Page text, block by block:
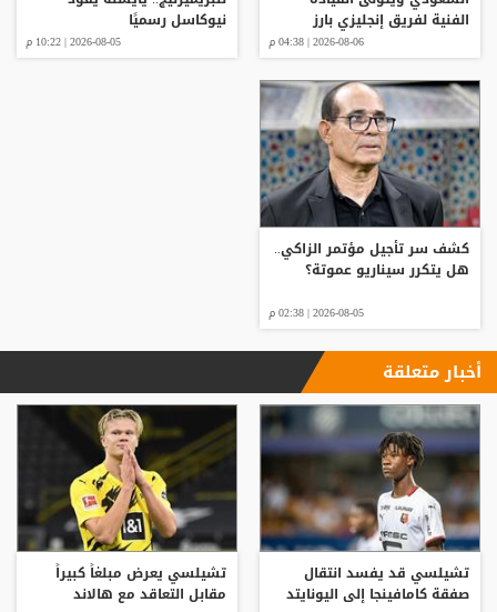
الفنية لفريق إنجليزي بارز
2026-08-06 | 04:38 م
نيوكاسل رسميًا
2026-08-05 | 10:22 م
كشف سر تأجيل مؤتمر الزاكي..
هل يتكرر سيناريو عموتة؟
2026-08-05 | 02:38 م
أخبار متعلقة
تشيلسي قد يفسد انتقال
صفقة كامافينجا إلى اليونايتد
تشيلسي يعرض مبلغاً كبيراً
مقابل التعاقد مع هالاند